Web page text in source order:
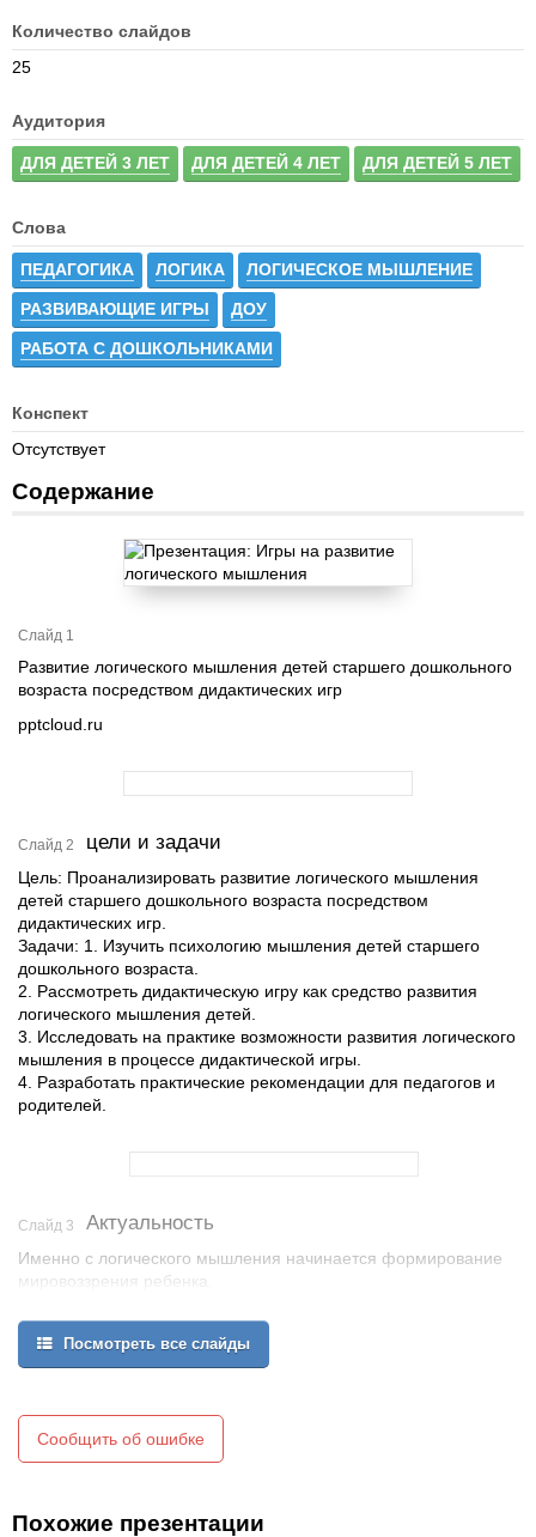
Количество слайдов
25
Аудитория
ДЛЯ ДЕТЕЙ 3 ЛЕТ ДЛЯ ДЕТЕЙ 4 ЛЕТ ДЛЯ ДЕТЕЙ 5 ЛЕТ
Слова
ПЕДАГОГИКА ЛОГИКА ЛОГИЧЕСКОЕ МЫШЛЕНИЕ
РАЗВИВАЮЩИЕ ИГРЫ ДОУ
РАБОТА С ДОШКОЛЬНИКАМИ
Конспект
Отсутствует
Содержание
Слайд 1
Развитие логического мышления детей старшего дошкольного
возраста посредством дидактических игр
pptcloud.ru
Слайд 2 цели и задачи
Цель: Проанализировать развитие логического мышления
детей старшего дошкольного возраста посредством
дидактических игр.
Задачи: 1. Изучить психологию мышления детей старшего
дошкольного возраста.
2. Рассмотреть дидактическую игру как средство развития
логического мышления детей.
3. Исследовать на практике возможности развития логического
мышления в процессе дидактической игры.
4. Разработать практические рекомендации для педагогов и
родителей.
Слайд 3 Актуальность
Именно с логического мышления начинается формирование
мировоззрения ребенка.
формируются умения рассуждать, делать умозаключения в
соответствии с законами логики, построение причинно-
следственных связей.
сообразительность, смекалка, наблюдательность,
самостоятельность, память, внимание.
Развивается речь ребенка, так как он высказывается
возрасте способствует развитию умственных способностей, что
Посмотреть все слайды
Сообщить об ошибке
Похожие презентации